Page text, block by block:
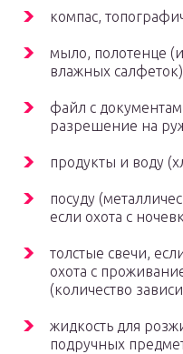
компас,
мыло, полотенце
влажных
файл с
разрешение на
продукты и воду
посуду
если охота с
толстые свечи,
охота с
(количество
жидкость для
подручных